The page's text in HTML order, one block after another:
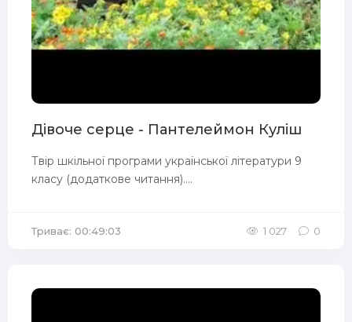
Дівоче серце - Пантелеймон Куліш
Твір шкільної програми української літератури 9
класу (додаткове читання)....
Триває: 00:49:03 1 027 0